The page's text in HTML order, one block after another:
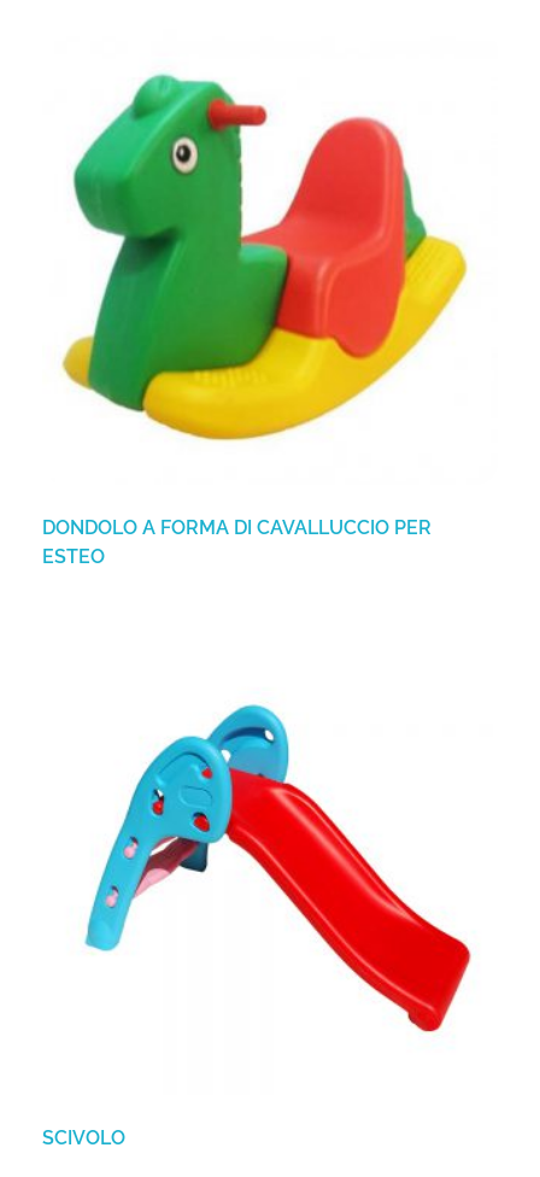
DONDOLO A FORMA DI CAVALLUCCIO PER
ESTEO
SCIVOLO